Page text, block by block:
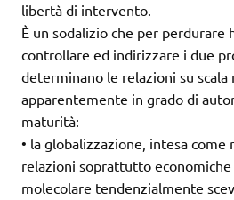
libertà di intervento.
È un sodalizio che per perdurare
controllare ed indirizzare i due
determinano le relazioni su scala
apparentemente in grado di
maturità:
• la globalizzazione, intesa
relazioni soprattutto
molecolare tendenzialmente